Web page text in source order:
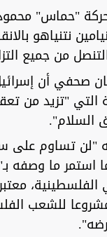
"حماس"
نتنياهو
من جميع
صحفي أن
التي "تزيد من
"لن تساوم على
ما وصفه
الفلسطينية،
للشعب